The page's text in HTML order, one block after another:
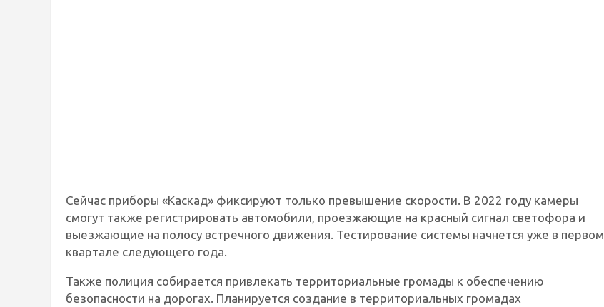
Сейчас приборы «Каскад» фиксируют только превышение скорости. В 2022 году камеры
смогут также регистрировать автомобили, проезжающие на красный сигнал светофора и
выезжающие на полосу встречного движения. Тестирование системы начнется уже в первом
квартале следующего года.
Также полиция собирается привлекать территориальные громады к обеспечению
безопасности на дорогах. Планируется создание в территориальных громадах